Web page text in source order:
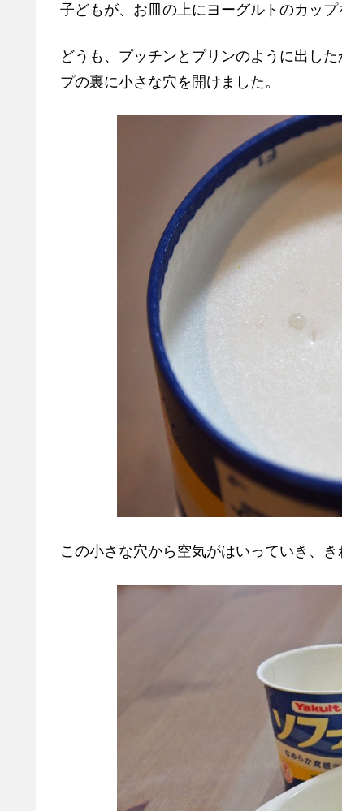
子どもが、お皿の上にヨーグルトのカッ
どうも、プッチンとプリンのように出し
プの裏に小さな穴を開けました。
この小さな穴から空気がはいっていき、